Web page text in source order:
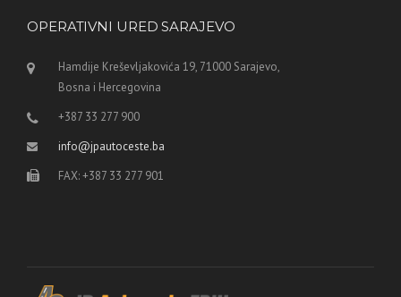
OPERATIVNI URED SARAJEVO
Hamdije Kreševljakovića 19, 71000 Sarajevo,
Bosna i Hercegovina
+387 33 277 900
info@jpautoceste.ba
FAX: +387 33 277 901